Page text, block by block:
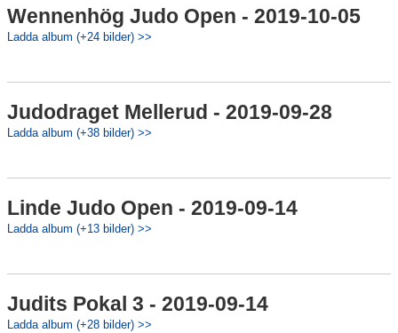
Wennenhög Judo Open - 2019-10-05
Ladda album (+24 bilder) >>
Judodraget Mellerud - 2019-09-28
Ladda album (+38 bilder) >>
Linde Judo Open - 2019-09-14
Ladda album (+13 bilder) >>
Judits Pokal 3 - 2019-09-14
Ladda album (+28 bilder) >>